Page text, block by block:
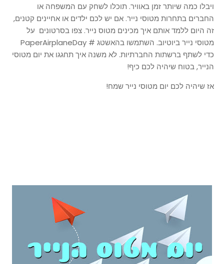
ויבלו כמה שיותר זמן באוויר. תוכלו לשחק עם המשפחה או
החברים בתחרות מטוסי נייר. אם יש לכם ילדים או אחיינים קטנים,
זה היום ללמד אותם איך מכינים מטוס נייר. צפו בסרטונים על
מטוסי נייר ביוטיוב. השתמשו בהאשטג # PaperAirplaneDay
כדי לשתף ברשתות החברתיות. לא משנה איך תחגגו את יום מטוסי
הנייר, בטוח שיהיה לכם כיף!
אז שיהיה לכם יום מטוסי נייר שמח!